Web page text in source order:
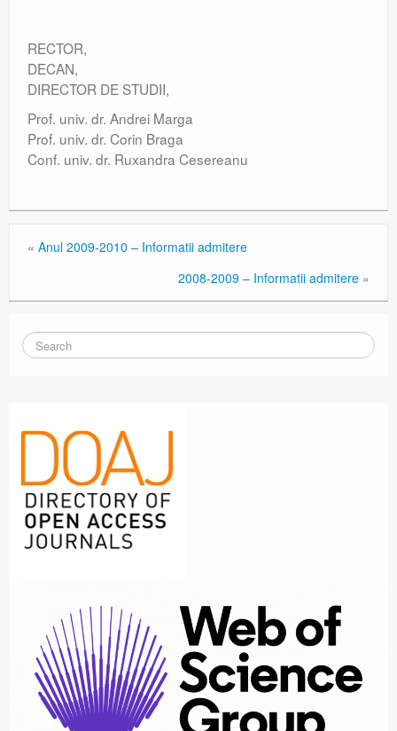
RECTOR,
DECAN,
DIRECTOR DE STUDII,
Prof. univ. dr. Andrei Marga
Prof. univ. dr. Corin Braga
Conf. univ. dr. Ruxandra Cesereanu
« Anul 2009-2010 – Informatii admitere
2008-2009 – Informatii admitere »